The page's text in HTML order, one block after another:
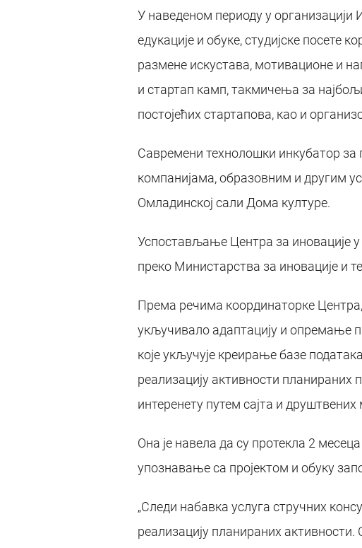
У наведеном периоду у
едукације и обуке, студијске
размене искустава, мотивационе и
и стартап камп, такмичења за
постојећих стартапова, као и
Савремени технолошки инкубатор
компанијама, образовним и другим
Омладинској сали Дома културе.
Успостављање Центра за иновације
преко Министарства за иновације и
Према речима координаторке
укључивало адаптацију и опремање
које укључује креирање базе
реализацију активности планираних
интеренету путем сајта и
Она је навела да су протекла 2
упознавање са пројектом и обуку
„Следи набавка услуга стручних
реализацију планираних